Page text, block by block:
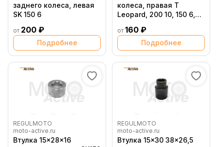
заднего колеса, левая
SK 150 6
от 200 ₽
Подробнее
колеса, правая T
Leopard, 200 10, 150 6,
от 160 ₽
Подробнее
REGULMOTO
moto-active.ru
Втулка 15x28x16
REGULMOTO
moto-active.ru
Втулка 15x30 38x26,5